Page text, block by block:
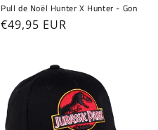
Pull de Noël Hunter X Hunter - Gon
Prix
€49,95 EUR